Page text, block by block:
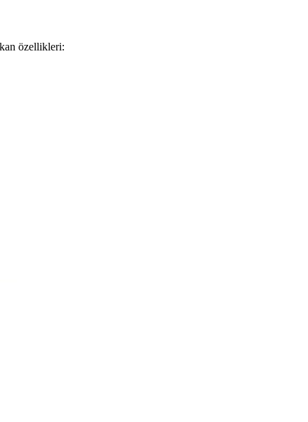
özellikleri:
en uygun seçimi yapın.